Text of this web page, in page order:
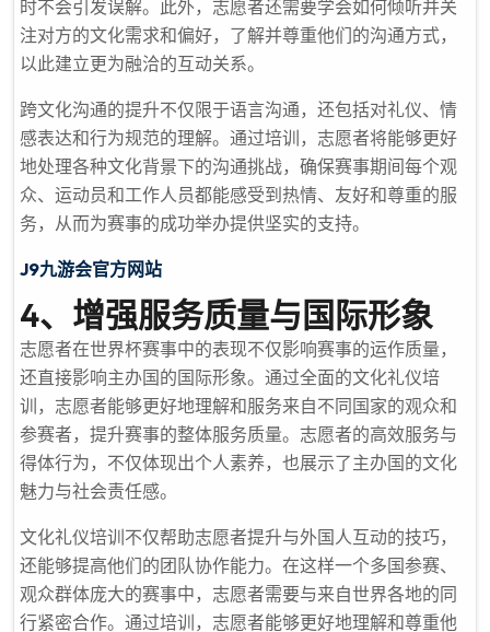
时不会引发误解。此外，志愿者还需要学会如何倾听并关
注对方的文化需求和偏好，了解并尊重他们的沟通方式，
以此建立更为融洽的互动关系。
跨文化沟通的提升不仅限于语言沟通，还包括对礼仪、情
感表达和行为规范的理解。通过培训，志愿者将能够更好
地处理各种文化背景下的沟通挑战，确保赛事期间每个观
众、运动员和工作人员都能感受到热情、友好和尊重的服
务，从而为赛事的成功举办提供坚实的支持。
J9九游会官方网站
4、增强服务质量与国际形象
志愿者在世界杯赛事中的表现不仅影响赛事的运作质量，
还直接影响主办国的国际形象。通过全面的文化礼仪培
训，志愿者能够更好地理解和服务来自不同国家的观众和
参赛者，提升赛事的整体服务质量。志愿者的高效服务与
得体行为，不仅体现出个人素养，也展示了主办国的文化
魅力与社会责任感。
文化礼仪培训不仅帮助志愿者提升与外国人互动的技巧，
还能够提高他们的团队协作能力。在这样一个多国参赛、
观众群体庞大的赛事中，志愿者需要与来自世界各地的同
行紧密合作。通过培训，志愿者能够更好地理解和尊重他